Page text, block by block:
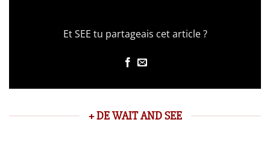
Et SEE tu partageais cet article ?
+ DE WAIT AND SEE